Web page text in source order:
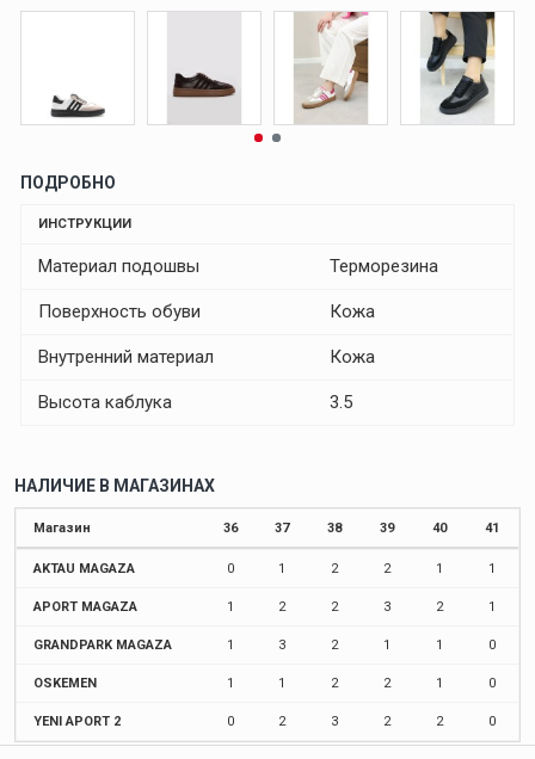
ПОДРОБНО
ИНСТРУКЦИИ
Материал подошвы Терморезина
Поверхность обуви Кожа
Внутренний материал Кожа
Высота каблука 3.5
НАЛИЧИЕ В МАГАЗИНАХ
Магазин 36 37 38 39 40 41
AKTAU MAGAZA 0 1 2 2 1 1
APORT MAGAZA 1 2 2 3 2 1
GRANDPARK MAGAZA 1 3 2 1 1 0
OSKEMEN 1 1 2 2 1 0
YENI APORT 2 0 2 3 2 2 0